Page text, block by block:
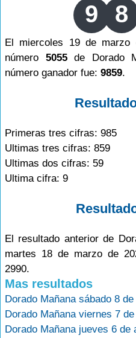
9 8
El miercoles 19 de
número 5055de Dorado
número ganador fue: 9859.
Primeras tres cifras: 985
Ultimas tres cifras: 859
Ultimas dos cifras: 59
Ultima cifra: 9
El resultado anterior de
martes 18 de marzo de
2990.
Mas resultados
Dorado Mañana sábado 8
Dorado Mañana viernes 7
Dorado Mañana jueves 6 de